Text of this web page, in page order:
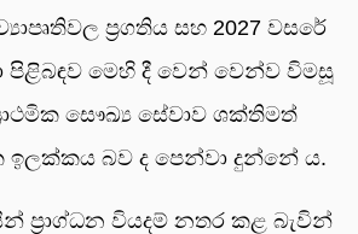
ප්‍රගතිය සහ 2027 වසරේ
පිළිබඳව මෙහි දී වෙන් වෙන්ව විමසූ
සෞඛ්‍ය සේවාව ශක්තිමත්
ඉලක්කය බව ද පෙන්වා දුන්නේ ය.
ප්‍රාග්ධන වියදම් නතර කළ බැවින්